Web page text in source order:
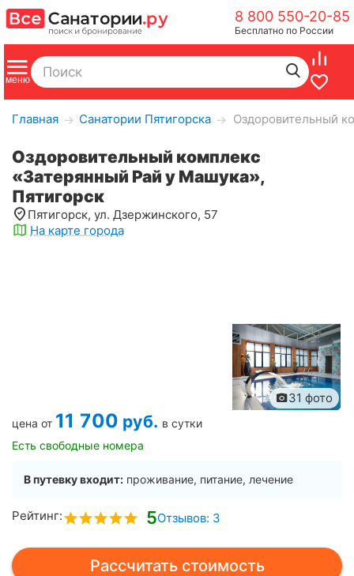
8 800 550-20-85
Бесплатно по России
Главная → Санатории Пятигорска → Оздоровительный
Оздоровительный комплекс
«Затерянный Рай у Машука»,
Пятигорск
Пятигорск, ул. Дзержинского, 57
На карте города
31 фото
цена от 11 700 руб. в сутки
Есть свободные номера
В путевку входит: проживание, питание, лечение
Рейтинг: 5Отзывов: 3
Рассчитать стоимость